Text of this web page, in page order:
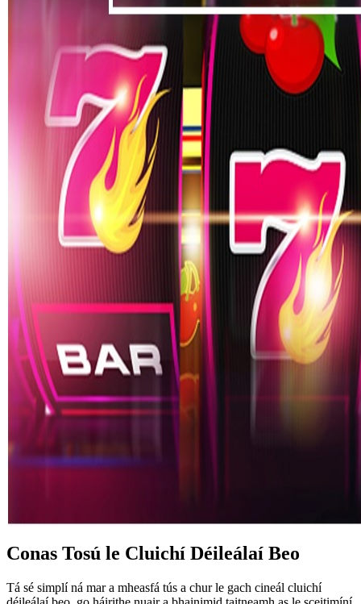
Conas Tosú le Cluichí Déileálaí Beo
Tá sé simplí ná mar a mheasfá tús a chur le gach cineál cluichí